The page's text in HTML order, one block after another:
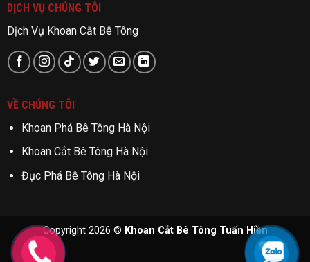
DỊCH VỤ CHÚNG TÔI
Dịch Vụ Khoan Cắt Bê Tông
VỀ CHÚNG TÔI
Khoan Phá Bê Tông Hà Nội
Khoan Cắt Bê Tông Hà Nội
Đục Phá Bê Tông Hà Nội
Copyright 2026 © Khoan Cắt Bê Tông Tuấn Hiền